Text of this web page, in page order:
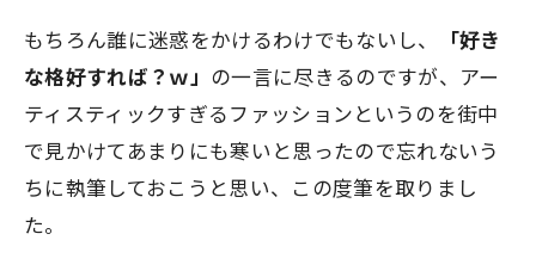
もちろん誰に迷惑をかけるわけでもないし、
「好き
な格好すれば？ｗ」 の一言に尽きるのですが、アー
ティスティックすぎるファッションというのを街中
で見かけてあまりにも寒いと思ったので忘れないう
ちに執筆しておこうと思い、この度筆を取りまし
た。